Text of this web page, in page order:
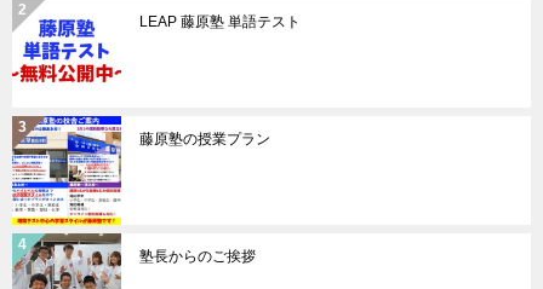
LEAP 藤原塾 単語テスト
藤原塾の授業プラン
塾長からのご挨拶